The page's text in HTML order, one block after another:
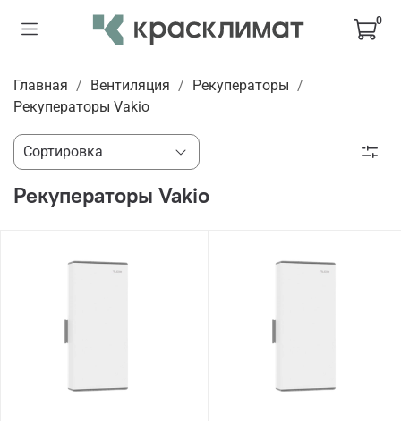
0
Главная Вентиляция
Рекуператоры
Рекуператоры Vakio
Рекуператоры Vakio